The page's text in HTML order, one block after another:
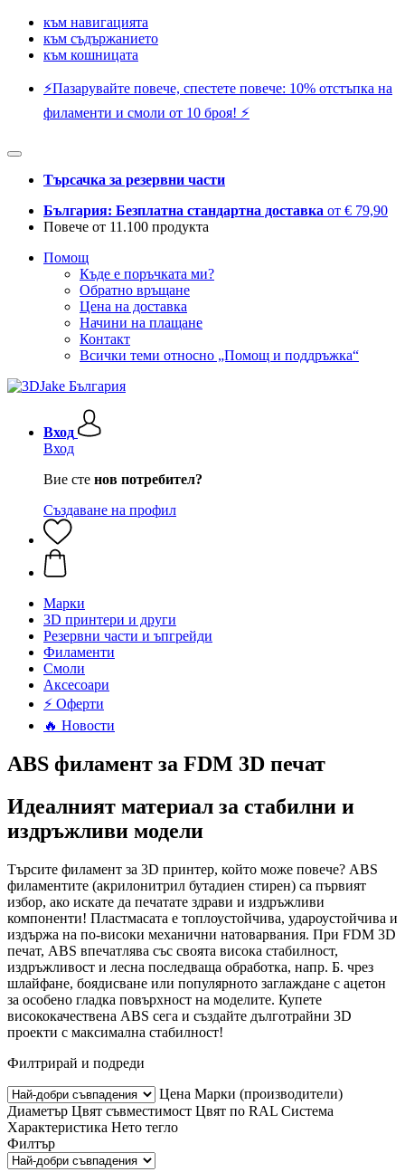
към навигацията
към съдържанието
към кошницата
⚡️Пазарувайте повече, спестете повече: 10% отстъпка на
филаменти и смоли от 10 броя! ⚡️
Търсачка за резервни части
България: Безплатна стандартна доставка от € 79,90
Повече от 11.100 продукта
Помощ
Къде е поръчката ми?
Обратно връщане
Цена на доставка
Начини на плащане
Контакт
Всички теми относно „Помощ и поддръжка“
Вход
Вход
Вие сте нов потребител?
Създаване на профил
Mарки
3D принтери и други
Резервни части и ъпгрейди
Филаменти
Смоли
Аксесоари
⚡ Оферти
🔥 Новости
ABS филамент за FDM 3D печат
Идеалният материал за стабилни и
издръжливи модели
Търсите филамент за 3D принтер, който може повече? ABS
филаментите (акрилонитрил бутадиен стирен) са първият
избор, ако искате да печатате здрави и издръжливи
компоненти! Пластмасата е топлоустойчива, удароустойчива и
издържа на по-високи механични натоварвания. При FDM 3D
печат, ABS впечатлява със своята висока стабилност,
издръжливост и лесна последваща обработка, напр. Б. чрез
шлайфане, боядисване или популярното заглаждане с ацетон
за особено гладка повърхност на моделите. Купете
висококачествена ABS сега и създайте дълготрайни 3D
проекти с максимална стабилност!
Филтрирай и подреди
Цена Марки (производители)
Диаметър Цвят съвместимост Цвят по RAL Система
Характеристика Нето тегло
Филтър